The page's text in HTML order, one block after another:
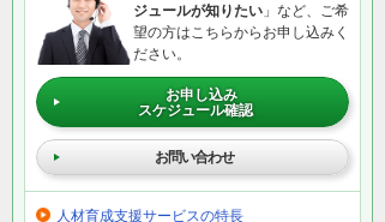
ジュールが知りたい 」など、ご希
望の方はこちらからお申し込みく
ださい。
お申し込み
スケジュール確認
お問い合わせ
人材育成支援サービスの特長